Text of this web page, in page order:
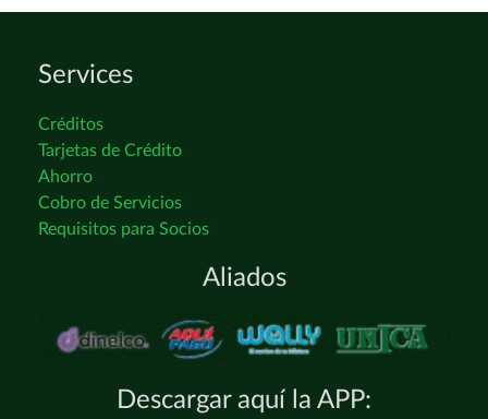
Services
Créditos
Tarjetas de Crédito
Ahorro
Cobro de Servicios
Requisitos para Socios
Aliados
Descargar aquí la APP: